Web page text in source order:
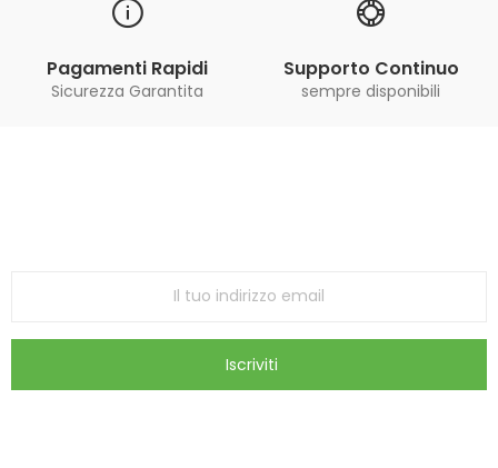
Pagamenti Rapidi
Sicurezza Garantita
Supporto Continuo
sempre disponibili
Iscriviti